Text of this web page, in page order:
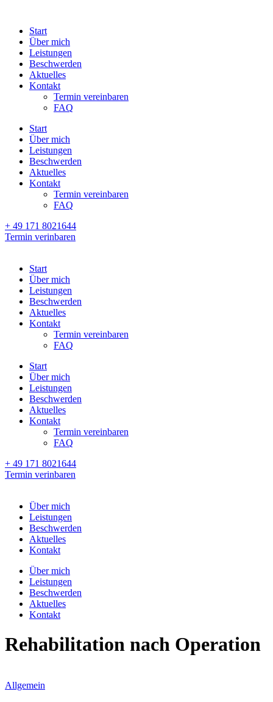
Start
Über mich
Leistungen
Beschwerden
Aktuelles
Kontakt
Termin vereinbaren
FAQ
Start
Über mich
Leistungen
Beschwerden
Aktuelles
Kontakt
Termin vereinbaren
FAQ
+ 49 171 8021644
Termin verinbaren
Start
Über mich
Leistungen
Beschwerden
Aktuelles
Kontakt
Termin vereinbaren
FAQ
Start
Über mich
Leistungen
Beschwerden
Aktuelles
Kontakt
Termin vereinbaren
FAQ
+ 49 171 8021644
Termin verinbaren
Über mich
Leistungen
Beschwerden
Aktuelles
Kontakt
Über mich
Leistungen
Beschwerden
Aktuelles
Kontakt
Rehabilitation nach Operation
Allgemein